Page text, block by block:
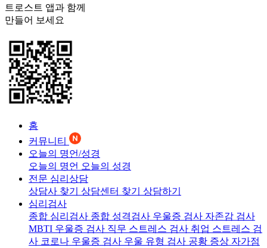
트로스트 앱과 함께
만들어 보세요
홈
커뮤니티
오늘의 명언/성경
오늘의 명언 오늘의 성경
전문 심리상담
상담사 찾기 상담센터 찾기 상담하기
심리검사
종합 심리검사 종합 성격검사 우울증 검사 자존감 검사
MBTI 우울증 검사 직무 스트레스 검사 취업 스트레스 검
사 코로나 우울증 검사 우울 유형 검사 공황 증상 자가점